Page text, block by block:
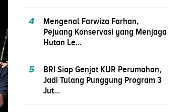
4
Mengenal Farwiza Farhan,
Pejuang Konservasi yang Menjaga
Hutan Le...
5
BRI Siap Genjot KUR Perumahan,
Jadi Tulang Punggung Program 3
Jut...